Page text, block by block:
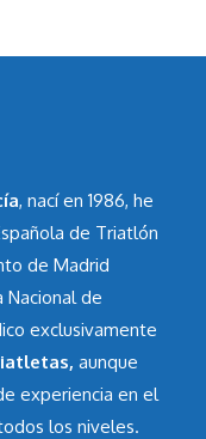
, nací en 1986, he
de Triatlón
de Madrid
Nacional de
exclusivamente
aunque
experiencia en el
los niveles.